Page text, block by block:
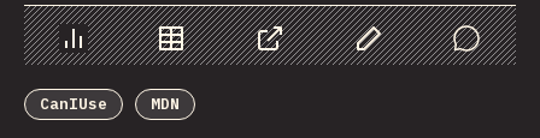
Grafico Dati CondividerePersonalizza i dati
Comments
CanIUse
MDN